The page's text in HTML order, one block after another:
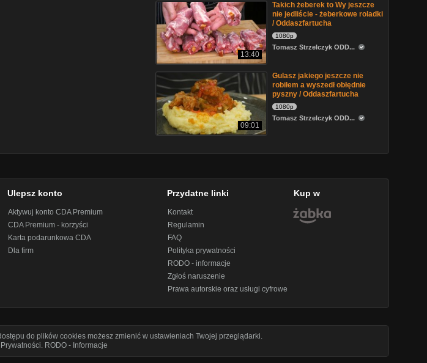
13:40
Takich żeberek to Wy jeszcze
nie jedliście - żeberkowe roladki
/ Oddaszfartucha
1080p
Tomasz Strzelczyk ODD...
09:01
Gulasz jakiego jeszcze nie
robiłem a wyszedł obłędnie
pyszny / Oddaszfartucha
1080p
Tomasz Strzelczyk ODD...
Ulepsz konto
Aktywuj konto CDA Premium
CDA Premium - korzyści
Karta podarunkowa CDA
Dla firm
Przydatne linki
Kontakt
Regulamin
FAQ
Polityka prywatności
RODO - informacje
Zgłoś naruszenie
Prawa autorskie oraz usługi cyfrowe
Kup w
do plików cookies możesz zmienić w ustawieniach Twojej przeglądarki.
. RODO - Informacje